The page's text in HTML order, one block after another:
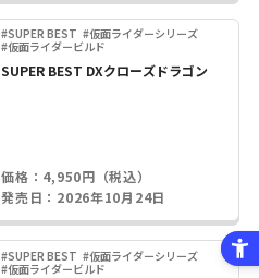
#SUPER BEST #仮面ライダーシリーズ
#仮面ライダービルド
SUPER BEST DXクローズドラゴン
価格：4,950円（税込）
発売日：2026年10月24日
#SUPER BEST #仮面ライダーシリーズ
#仮面ライダービルド